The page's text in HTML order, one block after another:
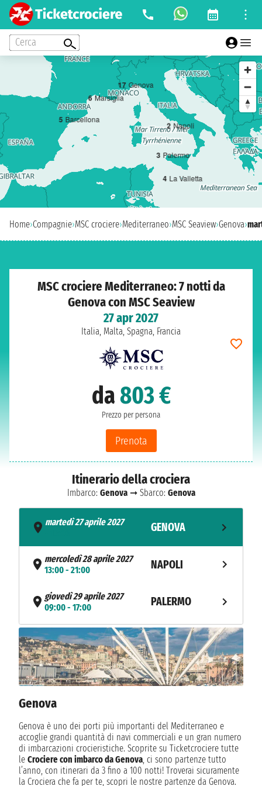
Cerca
17 Genova
2 Napoli
3 Palermo
4 La Valletta
5 Barcellona
6 Marsiglia
Home›Compagnie›MSC crociere›Mediterraneo›MSC Seaview›Genova›
MSC crociere Mediterraneo: 7 notti da
Genova con MSC Seaview
27 apr 2027
Italia, Malta, Spagna, Francia
da803 €
Prezzo per persona
Prenota
Itinerario della crociera
Imbarco: Genova➞ Sbarco: Genova
martedì 27 aprile 2027
GENOVA
mercoledì 28 aprile 2027
13:00 - 21:00
NAPOLI
giovedì 29 aprile 2027
09:00 - 17:00
PALERMO
venerdì 30 aprile 2027
09:00 - 17:00
LA VALLETTA
sabato 1 maggio 2027 NAVIGAZIONE
domenica 2 maggio 2027
08:00 - 18:00
lunedì 3 maggio 2027
08:00 - 16:00
MARSIGLIA
martedì 4 maggio 2027
07:00
GENOVA
Genova
Genova è uno dei porti più importanti del Mediterraneo e
accoglie grandi quantità di navi commerciali e un gran numero
di imbarcazioni crocieristiche. Scoprite su Ticketcrociere tutte
le Crociere con imbarco da Genova, ci sono partenze tutto
l’anno, con itinerari da 3 fino a 100 notti! Troverai sicuramente
la Crociera che fa per te, scopri le nostre partenze da Genova.